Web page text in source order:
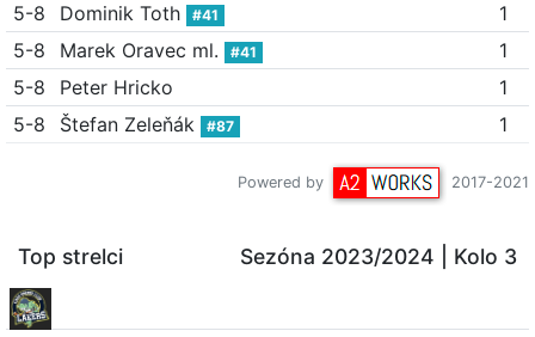
5-8
Dominik Toth #41
1
5-8
Marek Oravec ml. #41
1
5-8
Peter Hricko
1
5-8
Štefan Zeleňák #87 1
Powered by 2017-2021
Top strelci Sezóna 2023/2024 | Kolo 3